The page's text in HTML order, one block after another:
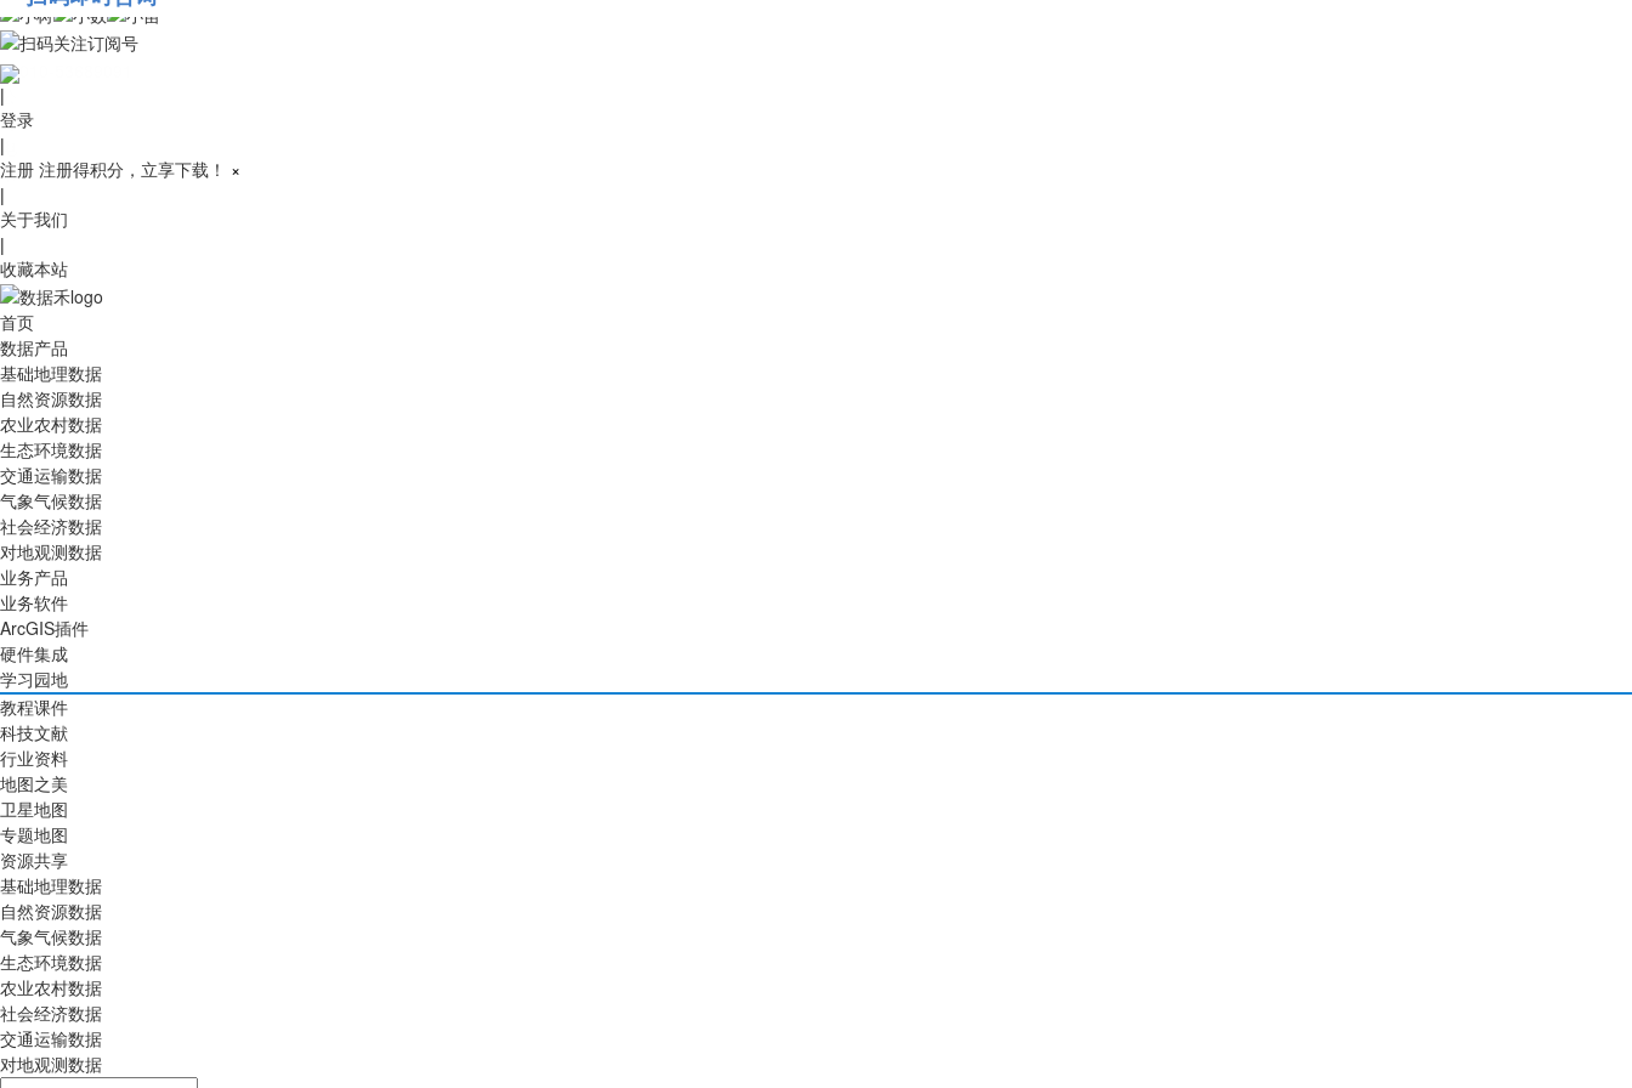
010-53689091
|
登录
|
注册 注册得积分，立享下载！ ×
|
关于我们
|
收藏本站
首页
数据产品
基础地理数据
自然资源数据
农业农村数据
生态环境数据
交通运输数据
气象气候数据
社会经济数据
对地观测数据
业务产品
业务软件
ArcGIS插件
硬件集成
学习园地
教程课件
科技文献
行业资料
地图之美
卫星地图
专题地图
资源共享
基础地理数据
自然资源数据
气象气候数据
生态环境数据
农业农村数据
社会经济数据
交通运输数据
对地观测数据